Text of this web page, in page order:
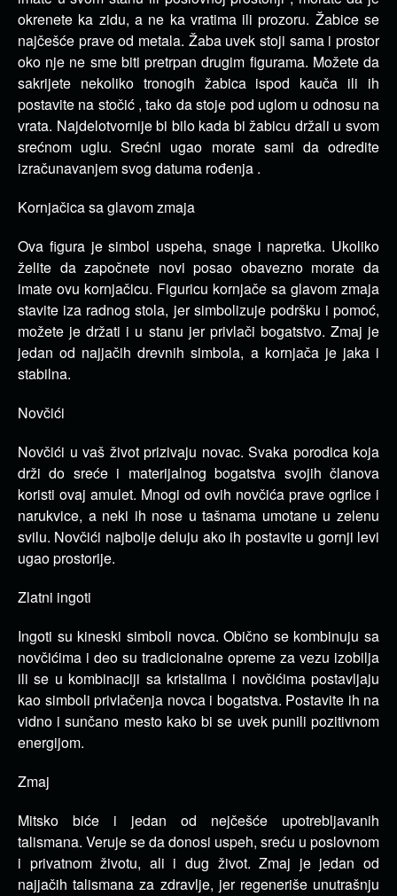
okrenete ka zidu, a ne ka vratima ili prozoru. Žabice se
najčešće prave od metala. Žaba uvek stoji sama i prostor
oko nje ne sme biti pretrpan drugim figurama. Možete da
sakrijete nekoliko tronogih žabica ispod kauča ili ih
postavite na stočić , tako da stoje pod uglom u odnosu na
vrata. Najdelotvornije bi bilo kada bi žabicu držali u svom
srećnom uglu. Srećni ugao morate sami da odredite
izračunavanjem svog datuma rođenja .
Kornjačica sa glavom zmaja
Ova figura je simbol uspeha, snage i napretka. Ukoliko
želite da započnete novi posao obavezno morate da
imate ovu kornjačicu. Figuricu kornjače sa glavom zmaja
stavite iza radnog stola, jer simbolizuje podršku i pomoć,
možete je držati i u stanu jer privlači bogatstvo. Zmaj je
jedan od najjačih drevnih simbola, a kornjača je jaka i
stabilna.
Novčići
Novčići u vaš život prizivaju novac. Svaka porodica koja
drži do sreće i materijalnog bogatstva svojih članova
koristi ovaj amulet. Mnogi od ovih novčića prave ogrlice i
narukvice, a neki ih nose u tašnama umotane u zelenu
svilu. Novčići najbolje deluju ako ih postavite u gornji levi
ugao prostorije.
Zlatni ingoti
Ingoti su kineski simboli novca. Obično se kombinuju sa
novčićima i deo su tradicionalne opreme za vezu izobilja
ili se u kombinaciji sa kristalima i novčićima postavljaju
kao simboli privlačenja novca i bogatstva. Postavite ih na
vidno i sunčano mesto kako bi se uvek punili pozitivnom
energijom.
Zmaj
Mitsko biće i jedan od nejčešće upotrebljavanih
talismana. Veruje se da donosi uspeh, sreću u poslovnom
i privatnom životu, ali i dug život. Zmaj je jedan od
najjačih talismana za zdravlje, jer regeneriše unutrašnju